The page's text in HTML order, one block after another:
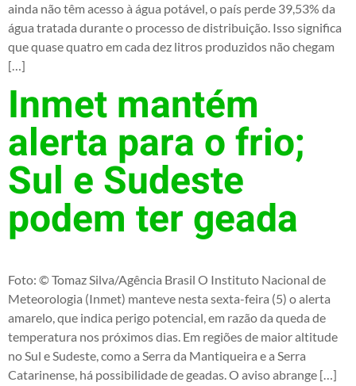
ainda não têm acesso à água potável, o país perde 39,53% da
água tratada durante o processo de distribuição. Isso significa
que quase quatro em cada dez litros produzidos não chegam
[…]
Inmet mantém
alerta para o frio;
Sul e Sudeste
podem ter geada
Foto: © Tomaz Silva/Agência Brasil O Instituto Nacional de
Meteorologia (Inmet) manteve nesta sexta-feira (5) o alerta
amarelo, que indica perigo potencial, em razão da queda de
temperatura nos próximos dias. Em regiões de maior altitude
no Sul e Sudeste, como a Serra da Mantiqueira e a Serra
Catarinense, há possibilidade de geadas. O aviso abrange […]